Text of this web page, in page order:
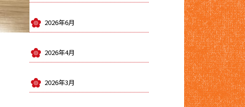
2026年6月
2026年4月
2026年3月